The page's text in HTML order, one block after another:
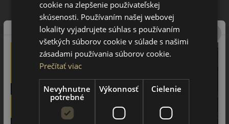
cookie na zlepšenie používateľskej
skúsenosti. Používaním našej webovej
lokality vyjadrujete súhlas s používaním
všetkých súborov cookie v súlade s našimi
zásadami používania súborov cookie.
Prečítať viac
Nevyhnutne
potrebné
Výkonnosť Cielenie